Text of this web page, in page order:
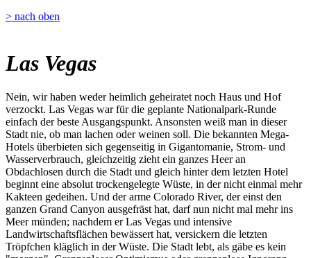
> nach oben
Las Vegas
Nein, wir haben weder heimlich geheiratet noch Haus und Hof
verzockt. Las Vegas war für die geplante Nationalpark-Runde
einfach der beste Ausgangspunkt. Ansonsten weiß man in dieser
Stadt nie, ob man lachen oder weinen soll. Die bekannten Mega-
Hotels überbieten sich gegenseitig in Gigantomanie, Strom- und
Wasserverbrauch, gleichzeitig zieht ein ganzes Heer an
Obdachlosen durch die Stadt und gleich hinter dem letzten Hotel
beginnt eine absolut trockengelegte Wüste, in der nicht einmal mehr
Kakteen gedeihen. Und der arme Colorado River, der einst den
ganzen Grand Canyon ausgefräst hat, darf nun nicht mal mehr ins
Meer münden; nachdem er Las Vegas und intensive
Landwirtschaftsflächen bewässert hat, versickern die letzten
Tröpfchen kläglich in der Wüste. Die Stadt lebt, als gäbe es kein